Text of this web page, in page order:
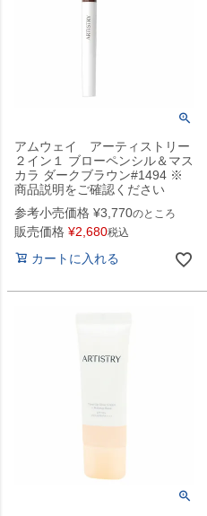
アムウェイ アーティストリー
２イン１ ブローペンシル＆マス
カラ ダークブラウン#1494 ※
商品説明をご確認ください
参考小売価格 ¥3,770のところ
販売価格 ¥2,680税込
カートに入れる